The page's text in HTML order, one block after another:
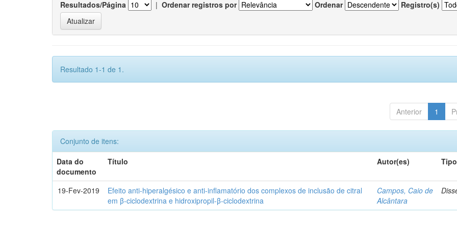
Resultados/Página | Ordenar registros por Ordenar Registro(s)
Resultado 1-1 de 1.
Anterior 1
Conjunto de itens:
Data do
documento
Título Autor(es) Tipo
19-Fev-2019
Efeito anti-hiperalgésico e anti-inflamatório dos complexos de inclusão de citral
em β-ciclodextrina e hidroxipropil-β-ciclodextrina
Campos, Caio de
Alcântara